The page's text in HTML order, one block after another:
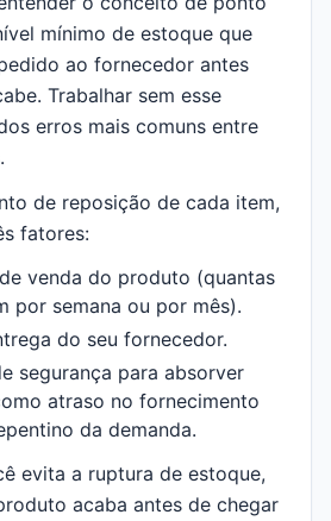
mínimo de estoque que
ao fornecedor antes
Trabalhar sem esse
erros mais comuns entre
de reposição de cada item,
fatores:
venda do produto (quantas
por semana ou por mês).
do seu fornecedor.
segurança para absorver
atraso no fornecimento
da demanda.
evita a ruptura de estoque,
acaba antes de chegar